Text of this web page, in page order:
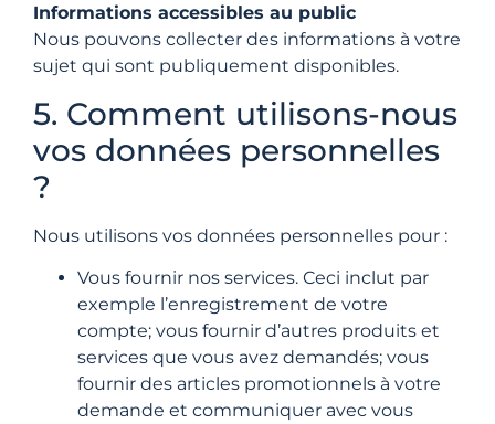
Informations accessibles au public
Nous pouvons collecter des informations à votre
sujet qui sont publiquement disponibles.
5. Comment utilisons-nous
vos données personnelles
?
Nous utilisons vos données personnelles pour :
Vous fournir nos services. Ceci inclut par
exemple l’enregistrement de votre
compte; vous fournir d’autres produits et
services que vous avez demandés; vous
fournir des articles promotionnels à votre
demande et communiquer avec vous